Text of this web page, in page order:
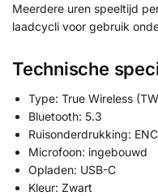
Meerdere uren speeltijd
laadcycli voor gebruik
Technische
Type: True Wireless
Bluetooth: 5.3
Ruisonderdrukking: ENC
Microfoon: ingebouwd
Opladen: USB-C
Kleur: Zwart